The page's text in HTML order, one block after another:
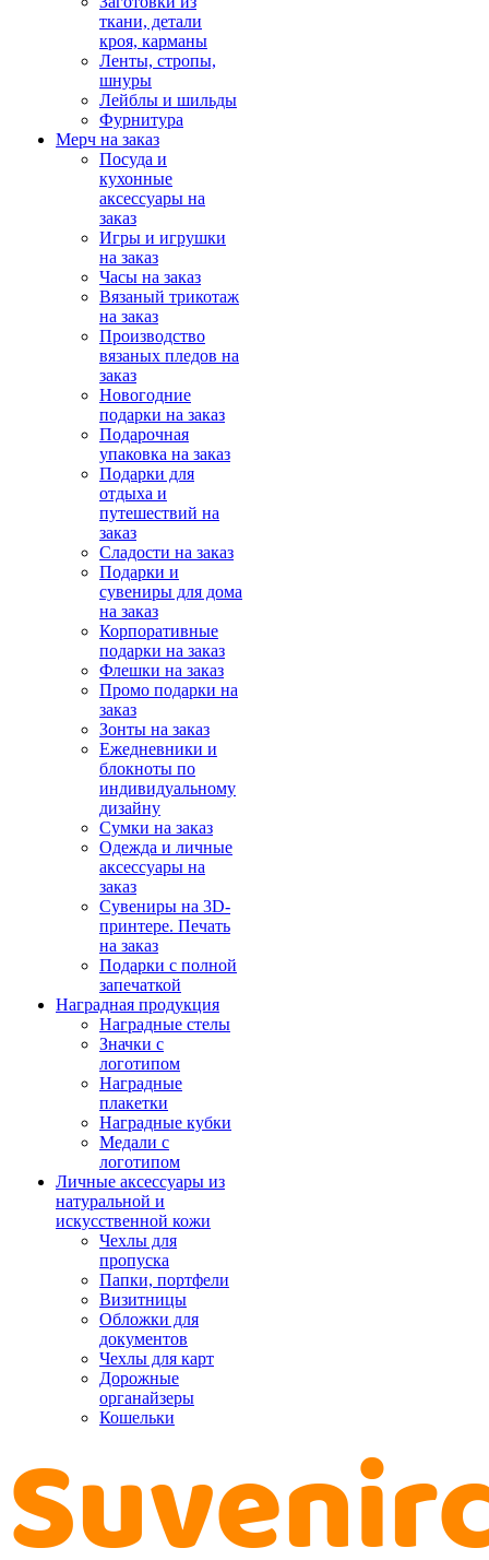
ткани, детали
кроя, карманы
Ленты, стропы,
шнуры
Лейблы и шильды
Фурнитура
Мерч на заказ
Посуда и
кухонные
аксессуары на
заказ
Игры и игрушки
на заказ
Часы на заказ
Вязаный трикотаж
на заказ
Производство
вязаных пледов на
заказ
Новогодние
подарки на заказ
Подарочная
упаковка на заказ
Подарки для
отдыха и
путешествий на
заказ
Сладости на заказ
Подарки и
сувениры для дома
на заказ
Корпоративные
подарки на заказ
Флешки на заказ
Промо подарки на
заказ
Зонты на заказ
Ежедневники и
блокноты по
индивидуальному
дизайну
Сумки на заказ
Одежда и личные
аксессуары на
заказ
Сувениры на 3D-
принтере. Печать
на заказ
Подарки с полной
запечаткой
Наградная продукция
Наградные стелы
Значки с
логотипом
Наградные
плакетки
Наградные кубки
Медали с
логотипом
Личные аксессуары из
натуральной и
искусственной кожи
Чехлы для
пропуска
Папки, портфели
Визитницы
Обложки для
документов
Чехлы для карт
Дорожные
органайзеры
Кошельки